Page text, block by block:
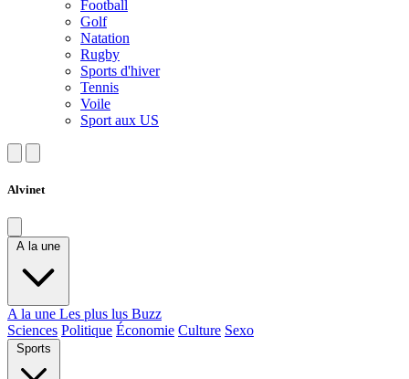
Football
Golf
Natation
Rugby
Sports d'hiver
Tennis
Voile
Sport aux US
Alvinet
A la une
A la une Les plus lus Buzz
Sciences Politique Économie Culture Sexo
Sports